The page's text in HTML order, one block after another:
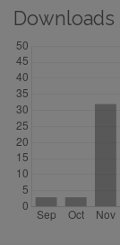
Downloads